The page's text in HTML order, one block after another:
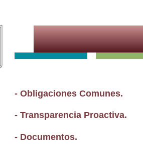
- Obligaciones Comunes.
- Transparencia Proactiva.
- Documentos.